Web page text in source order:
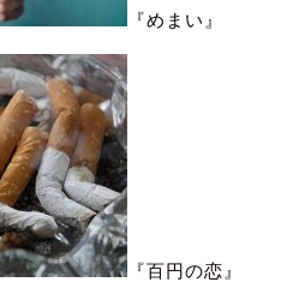
『めまい』
『百円の恋』